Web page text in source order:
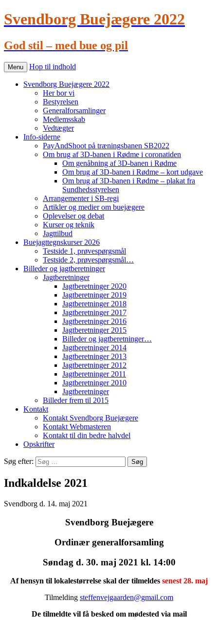
Svendborg Buejægere 2022
God stil – med bue og pil
Menu Hop til indhold
Svendborg Buejægere 2022
Her bor vi
Bestyrelsen
Generalforsamlinger
Medlemsskab
Vedtægter
Info-siderne
PayAndShoot på træningsbanen SB2022
Om brug af 3D-banen i Rødme i coronatiden
Om genåbning af 3D-banen i Rødme
Om brug af 3D-banen i Rødme – kort udgave
Om brug af 3D-banen i Rødme – plakat fra
Sundhedsstyrelsen
Arrangementer i SB-regi
Artikler og medier om buejægere
Oplevelser og debat
Kurser og teknik
Jagttilbud
Buejagttegnskurser 2026
Testside 1, prøvespørgsmål
Testside 2, prøvespørgsmål…
Billeder og jagtberetninger
Jagtberetninger
Jagtberetninger 2020
Jagtberetninger 2019
Jagtberetninger 2018
Jagtberetninger 2017
Jagtberetninger 2016
Jagtberetninger 2015
Billeder og jagtberetninger…
Jagtberetninger 2014
Jagtberetninger 2013
Jagtberetninger 2012
Jagtberetninger 2011
Jagtberetninger 2010
Jagtberetninger
Billeder frem til 2015
Kontakt
Kontakt Svendborg Buejægere
Kontakt Webmasteren
Kontakt til din bedre halvdel
Opskrifter
Søg efter:
Indkaldelse 2021
Svendborg d. 14. maj 2021
Svendborg Buejægere
Ordinær generalforsamling
Søndag d. 30. maj 2021 kl. 14:00
Af hensyn til lokalestørrelse skal der tilmeldes senest 28. maj
Tilmelding steffenvejgaarden@gmail.com
De tilmeldte vil få besked om mødested via mail